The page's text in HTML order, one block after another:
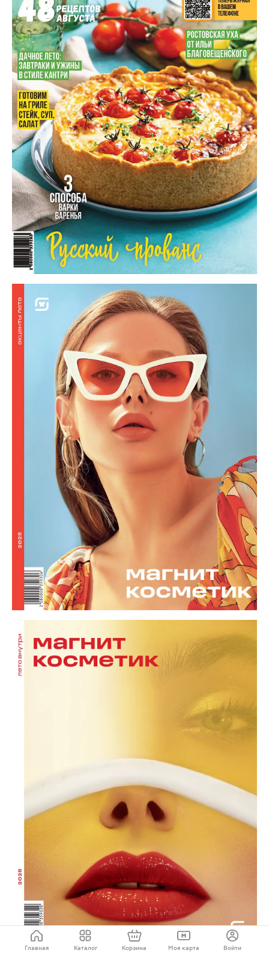
Главная Каталог Корзина Моя карта Войти